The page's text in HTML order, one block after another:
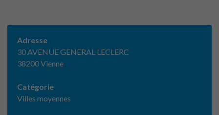
Adresse
30 AVENUE GENERAL LECLERC
38200 Vienne
Catégorie
Villes moyennes